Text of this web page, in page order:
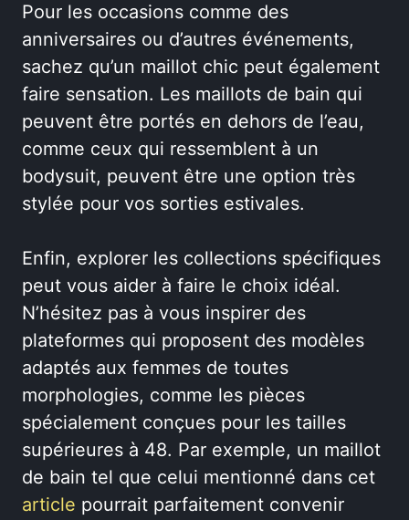
Pour les occasions comme des
anniversaires ou d’autres événements,
sachez qu’un maillot chic peut également
faire sensation. Les maillots de bain qui
peuvent être portés en dehors de l’eau,
comme ceux qui ressemblent à un
bodysuit, peuvent être une option très
stylée pour vos sorties estivales.
Enfin, explorer les collections spécifiques
peut vous aider à faire le choix idéal.
N’hésitez pas à vous inspirer des
plateformes qui proposent des modèles
adaptés aux femmes de toutes
morphologies, comme les pièces
spécialement conçues pour les tailles
supérieures à 48. Par exemple, un maillot
de bain tel que celui mentionné dans cet
article pourrait parfaitement convenir